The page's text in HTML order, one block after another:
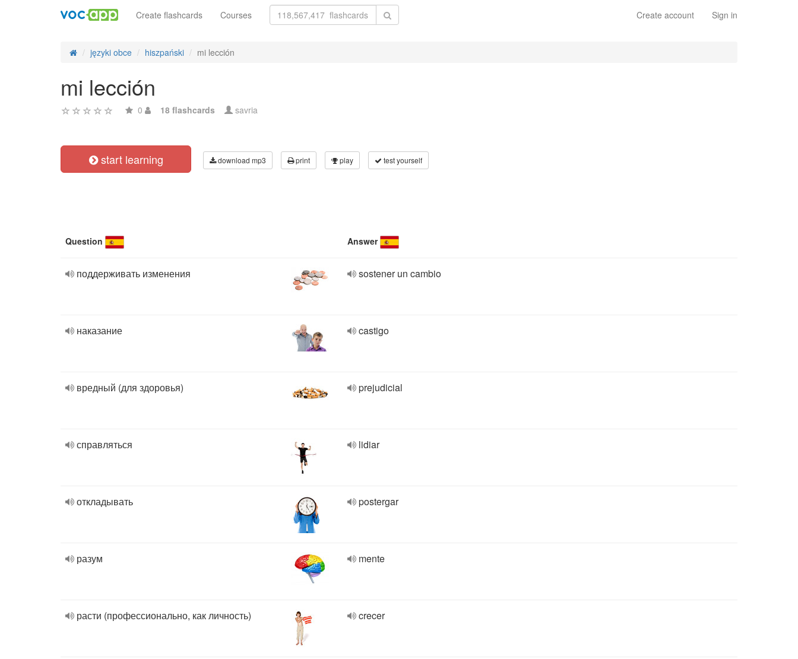
Create account Sign in
Create flashcards Courses
języki obce hiszpański mi lección
mi lección
0 18 flashcards savria
start learning download mp3 print play test yourself
Question Answer
поддерживать изменения sostener un cambio
наказание castigo
вредный (для здоровья) prejudicial
справляться lidiar
откладывать postergar
разум mente
расти (профессионально, как личность) crecer